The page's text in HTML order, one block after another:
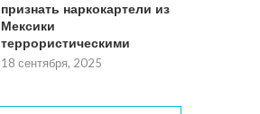
признать наркокартели из
Мексики
террористическими
18 сентября, 2025